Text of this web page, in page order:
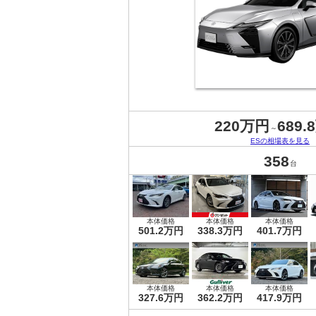
220万円 ～
ESの相場表を見る
358 台
本体価格
501.2万円
本体価格
338.3万円
本体価格
401.7万円
本体価格
327.6万円
本体価格
362.2万円
本体価格
417.9万円